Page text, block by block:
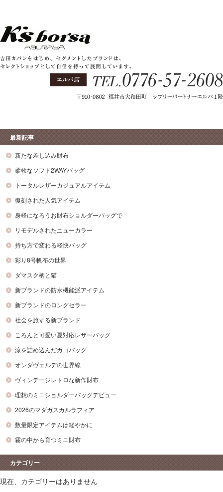
最新記事
新たな差し込み財布
柔軟なソフト2WAYバッグ
トータルレザーカジュアルアイテム
復刻された人気アイテム
身軽になろうお財布ショルダーバッグで
リモデルされたニューカラー
持ち方で変わる軽快バッグ
彩り8号帆布の世界
ダマスク柄と猫
新ブランドの防水機能派アイテム
新ブランドのロングセラー
社会を旅する新ブランド
ころんと可愛い夏対応レザーバッグ
涼を詰め込んだカゴバッグ
オンダヴェルデの世界線
ヴィンテージレトロな新作財布
理想のミニショルダーバッグデビュー
2026のマダガスカルラフィア
数量限定アイテムは軽やかに
霧の中から育つミニ財布
カテゴリー
現在、カテゴリーはありません